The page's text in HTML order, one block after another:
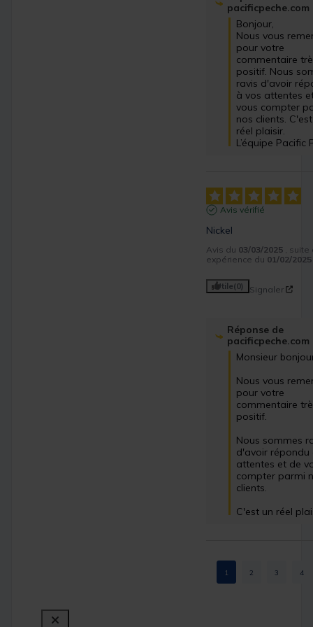
pacificpeche.com
Bonjour,
Nous vous
pour votre
commentaire
positif. Nous
ravis d'avoir
à vos attentes
vous compter
nos clients.
réel plaisir.
L’équipe Pacific
Avis vérifié
Nickel
Avis du 03/03/2025
,
expérience du 01/02/2025
Utile(0) Signaler
Réponse de
pacificpeche.com
Monsieur
Nous vous
pour votre
commentaire
positif.
Nous sommes
d'avoir répondu
attentes et de
compter parmi
clients.
C'est un réel
1 2 3 4